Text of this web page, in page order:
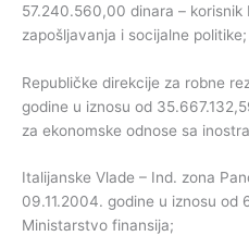
57.240.560,00 dinara – korisnik
zapošljavanja i socijalne politike;
Republičke direkcije za robne
godine u iznosu od
za ekonomske odnose sa
Italijanske Vlade – Ind. zona
09.11.2004. godine u iznosu od
Ministarstvo finansija;